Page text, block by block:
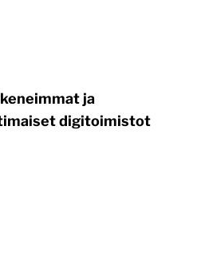
ja
digitoimistot